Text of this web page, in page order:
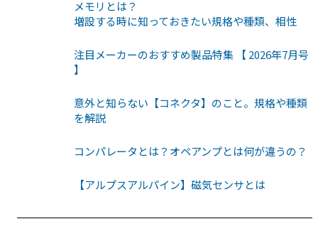
メモリとは？
増設する時に知っておきたい規格や種類、相性
注目メーカーのおすすめ製品特集 【 2026年7月号
】
意外と知らない【コネクタ】のこと。規格や種類
を解説
コンパレータとは？オペアンプとは何が違うの？
【アルプスアルパイン】磁気センサとは